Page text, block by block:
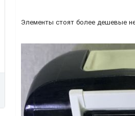
Элементы стоят более дешевые